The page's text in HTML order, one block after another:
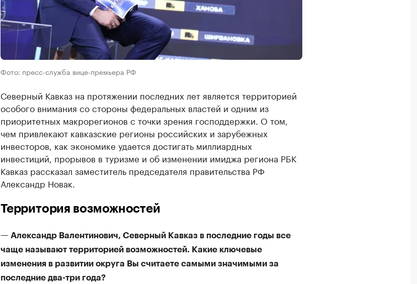
Фото: пресс-служба вице-премьера РФ
Северный Кавказ на протяжении последних лет является территорией
особого внимания со стороны федеральных властей и одним из
приоритетных макрорегионов с точки зрения господдержки. О том,
чем привлекают кавказские регионы российских и зарубежных
инвесторов, как экономике удается достигать миллиардных
инвестиций, прорывов в туризме и об изменении имиджа региона РБК
Кавказ рассказал заместитель председателя правительства РФ
Александр Новак.
Территория возможностей
— Александр Валентинович, Северный Кавказ в последние годы все
чаще называют территорией возможностей. Какие ключевые
изменения в развитии округа Вы считаете самыми значимыми за
последние два-три года?